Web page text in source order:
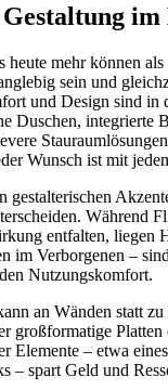
heute mehr können
sein und
und Design sind in
Duschen, integrierte
Wunsch ist mit
gestalterischen
Während
entfalten, liegen
im Verborgenen –
Nutzungskomfort.
an Wänden statt zu
großformatige
Elemente – etwa eines
– spart Geld und